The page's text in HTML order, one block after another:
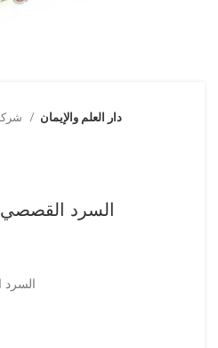
دار العلم والإيمان
السرد